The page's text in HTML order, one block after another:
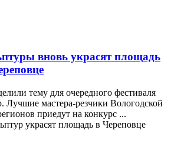
вновь украсят площадь
тему для очередного фестиваля
Лучшие мастера-резчики Вологодской
приедут на конкурс ...